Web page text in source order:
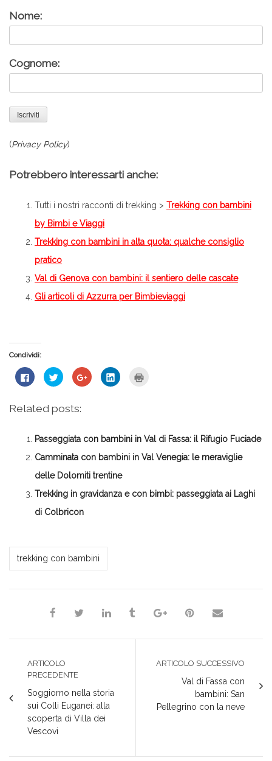
Nome:
Cognome:
(Privacy Policy)
Potrebbero interessarti anche:
Tutti i nostri racconti di trekking > Trekking con bambini
by Bimbi e Viaggi
Trekking con bambini in alta quota: qualche consiglio
pratico
Val di Genova con bambini: il sentiero delle cascate
Gli articoli di Azzurra per Bimbieviaggi
Condividi:
Fai
clic
su
Facebook
in
una
finestra)
Fai
clic
condividere
su
apre
in
nuova
finestra)
Fai
clic
apre
in
nuova
finestra)
Fai
clic
apre
in
nuova
finestra)
una
nuova
Related posts:
Passeggiata con bambini in Val di Fassa: il Rifugio Fuciade
Camminata con bambini in Val Venegia: le meraviglie
delle Dolomiti trentine
Trekking in gravidanza e con bimbi: passeggiata ai Laghi
di Colbricon
*Redazione*
trekking con bambini
ARTICOLO
PRECEDENTE
Soggiorno nella storia
sui Colli Euganei: alla
scoperta di Villa dei
Vescovi
ARTICOLO SUCCESSIVO
Val di Fassa con
bambini: San
Pellegrino con la neve